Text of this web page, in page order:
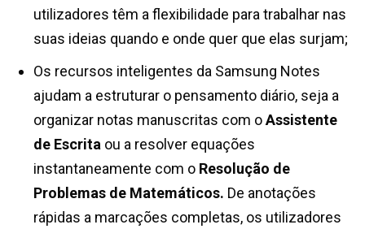
utilizadores têm a flexibilidade para trabalhar nas
suas ideias quando e onde quer que elas surjam;
Os recursos inteligentes da Samsung Notes
ajudam a estruturar o pensamento diário, seja a
organizar notas manuscritas com oAssistente
de Escrita ou a resolver equações
instantaneamente com o Resolução de
Problemas de Matemáticos. De anotações
rápidas a marcações completas, os utilizadores